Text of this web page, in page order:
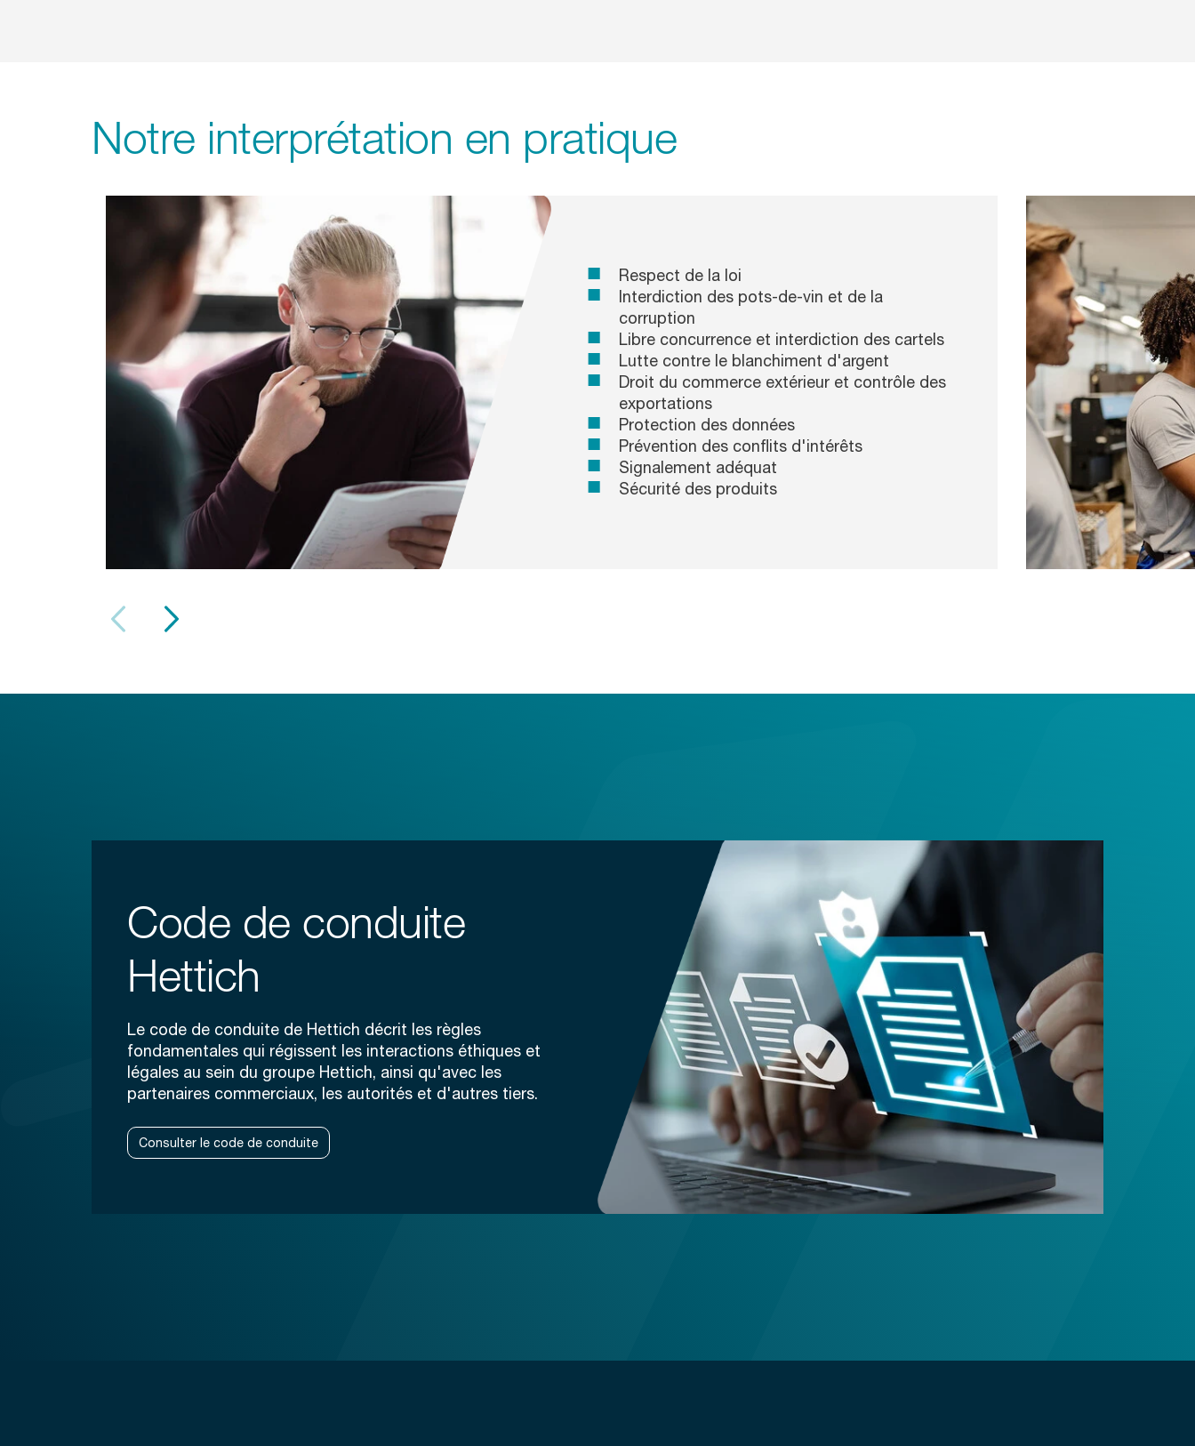
Notre interprétation en pratique
Respect de la loi
Interdiction des pots-de-vin et de la
corruption
Libre concurrence et interdiction des cartels
Lutte contre le blanchiment d'argent
Droit du commerce extérieur et contrôle des
exportations
Protection des données
Prévention des conflits d'intérêts
Signalement adéquat
Sécurité des produits
Code de conduite
Hettich
Le code de conduite de Hettich décrit les règles
fondamentales qui régissent les interactions éthiques et
légales au sein du groupe Hettich, ainsi qu'avec les
partenaires commerciaux, les autorités et d'autres tiers.
Consulter le code de conduite